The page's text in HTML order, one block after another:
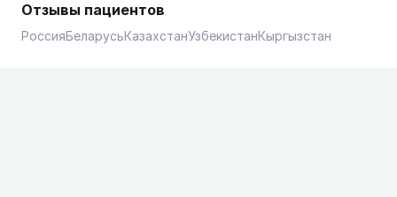
Отзывы пациентов
РоссияБеларусьКазахстанУзбекистанКыргызстан